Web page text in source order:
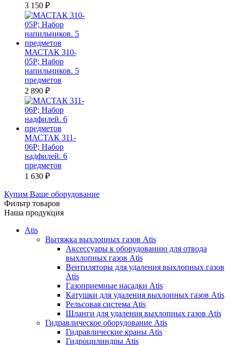
3 150 ₽
МАСТАК 310-
05P; Набор
напильников. 5
предметов
2 890 ₽
МАСТАК 311-
06P; Набор
надфилей. 6
предметов
1 630 ₽
Купим Ваше оборудование
Фильтр товаров
Наша продукция
Atis
Вытяжка выхлопных газов Atis
Аксессуары к оборудованию для отвода
выхлопных газов Atis
Вентиляторы для удаления выхлопных газов
Atis
Газоприемные насадки Atis
Катушки для удаления выхлопных газов Atis
Рельсовая система Atis
Шланги для удаления выхлопных газов Atis
Гидравлическое оборудование Atis
Гидравлические краны Atis
Гидроцилиндры Atis